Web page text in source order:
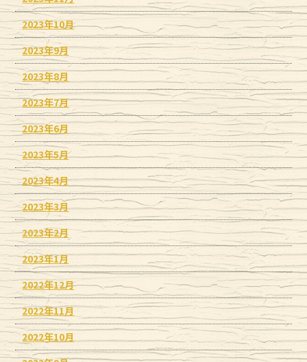
2023年10月
2023年9月
2023年8月
2023年7月
2023年6月
2023年5月
2023年4月
2023年3月
2023年2月
2023年1月
2022年12月
2022年11月
2022年10月